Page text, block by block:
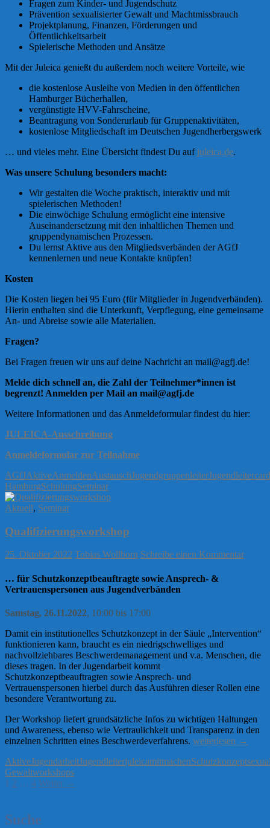
Fragen zum Kinder- und Jugendschutz
Prävention sexualisierter Gewalt und Machtmissbrauch
Projektplanung, Finanzen, Förderungen und
Öffentlichkeitsarbeit
Spielerische Methoden und Ansätze
Mit der Juleica genießt du außerdem noch weitere Vorteile, wie
die kostenlose Ausleihe von Medien in den öffentlichen
Hamburger Bücherhallen,
vergünstigte HVV-Fahrscheine,
Beantragung von Sonderurlaub für Gruppenaktivitäten,
kostenlose Mitgliedschaft im Deutschen Jugendherbergswerk
… und vieles mehr. Eine Übersicht findest Du auf juleica.de.
Was unsere Schulung besonders macht:
Wir gestalten die Woche praktisch, interaktiv und mit
spielerischen Methoden!
Die einwöchige Schulung ermöglicht eine intensive
Auseinandersetzung mit den inhaltlichen Themen und
gruppendynamischen Prozessen.
Du lernst Aktive aus den Mitgliedsverbänden der AGfJ
kennenlernen und neue Kontakte knüpfen!
Kosten
Die Kosten liegen bei 95 Euro (für Mitglieder in Jugendverbänden).
Hierin enthalten sind die Unterkunft, Verpflegung, eine gemeinsame
An- und Abreise sowie alle Materialien.
Fragen?
Bei Fragen freuen wir uns auf deine Nachricht an mail@agfj.de!
Melde dich schnell an, die Zahl der Teilnehmer*innen ist
begrenzt! Anmelden per Mail an mail@agfj.de
Weitere Informationen und das Anmeldeformular findest du hier:
JULEICA-Ausschreibung
Anmeldeformular zur Teilnahme
AGfJAktiveAnmeldenAustauschJugendgruppenleiterJugendleitercard
HamburgSchulungSeminar
Aktuell, Seminar
Qualifizierungsworkshop
25. Oktober 2022 Tobias Wollborn Schreibe einen Kommentar
… für Schutzkonzeptbeauftragte sowie Ansprech- &
Vertrauenspersonen aus Jugendverbänden
Samstag, 26.11.2022, 10:00 bis 17:00
Damit ein institutionelles Schutzkonzept in der Säule „Intervention“
funktionieren kann, braucht es ein niedrigschwelliges und
nachvollziehbares Beschwerdemanagement und v.a. Menschen, die
dieses tragen. In der Jugendarbeit kommt
Schutzkonzeptbeauftragten sowie Ansprech- und
Vertrauenspersonen hierbei durch das Ausführen dieser Rollen eine
besondere Verantwortung zu.
Der Workshop liefert grundsätzliche Infos zu wichtigen Haltungen
und Awareness, ebenso wie Vertraulichkeit und Transparenz in den
einzelnen Schritten eines Beschwerdeverfahrens. weiterlesen →
AktiveJugendarbeitJugendleiterjuleicamitmachenSchutzkonzept
Gewaltworkshops
Beitragsnavigation
1 2 … 4 Weiter →
Suche